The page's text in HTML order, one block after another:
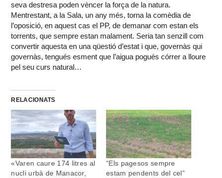
seva destresa poden vèncer la força de la natura.
Mentrestant, a la Sala, un any més, torna la comèdia de
l’oposició, en aquest cas el PP, de demanar com estan els
torrents, que sempre estan malament. Seria tan senzill com
convertir aquesta en una qüestió d’estat i que, governàs qui
governàs, tengués esment que l’aigua pogués córrer a lloure
pel seu curs natural…
RELACIONATS
«Varen caure 174 litres al
nucli urbà de Manacor,
“Els pagesos sempre
estam pendents del cel”